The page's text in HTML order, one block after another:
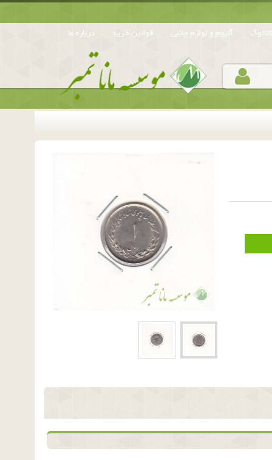
آلبوم و لوازم جانبی قوانین خرید درباره ما